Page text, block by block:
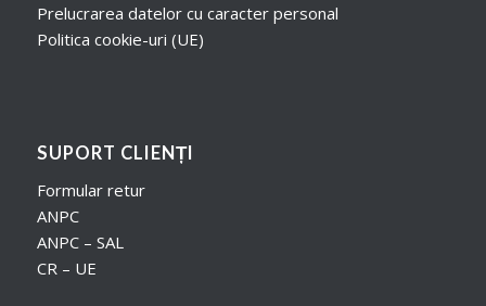
Prelucrarea datelor cu caracter personal
Politica cookie-uri (UE)
SUPORT CLIENȚI
Formular retur
ANPC
ANPC – SAL
CR – UE